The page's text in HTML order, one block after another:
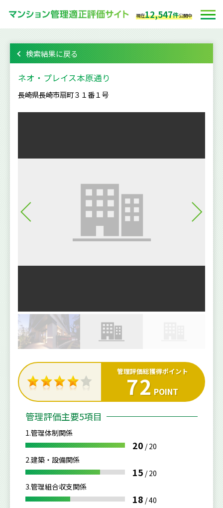
現在12,547件公開中
検索結果に戻る
ネオ・プレイス本原通り
長崎県長崎市扇町３１番１号
管理評価総獲得ポイント
72 POINT
管理評価主要5項目
1.管理体制関係
20 /20
2.建築・設備関係
15 /20
3.管理組合収支関係
18 /40